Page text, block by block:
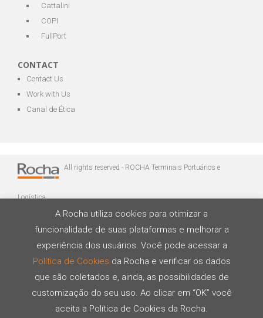
Cattalini
COPI
FullPort
CONTACT
Contact Us
Work with Us
Canal de Ética
All rights reserved - ROCHA Terminais Portuários e
Logística
Developed by
A Rocha utiliza cookies para otimizar a
funcionalidade de suas plataformas e melhorar a
experiência dos usuários. Você pode acessar a
Política de Cookies da Rocha e verificar os dados
que são coletados e, ainda, as possibilidades de
customização do seu uso. Ao clicar em “OK” você
aceita a Política de Cookies da Rocha.